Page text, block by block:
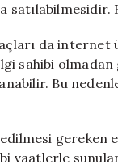
da internet
sahibi
Bu
gereken
vaatlerle